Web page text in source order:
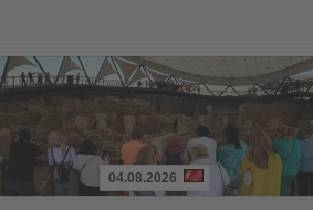
04.08.2026